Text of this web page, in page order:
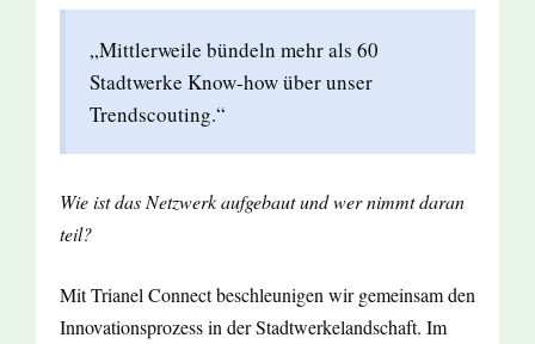
„Mittlerweile bündeln mehr als 60
Stadtwerke Know-how über unser
Trendscouting.“
Wie ist das Netzwerk aufgebaut und wer nimmt daran
teil?
Mit Trianel Connect beschleunigen wir gemeinsam den
Innovationsprozess in der Stadtwerkelandschaft. Im